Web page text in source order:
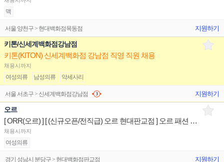
맥
서울 양천구 > 현대백화점목동점 지원하기
키톤/신세계백화점강남점
키톤(KITON) 신세계백화점 강남점 직영 직원 채용
채용시까지
여성의류 남성의류 악세사리
서울 서초구 > 신세계백화점강남점 지원하기
오르
[ ORR(오르) ] [ (신규오픈/전직급) 오르 현대판교점 ] 오르 패션 제품디스플레이 판매전문직원
채용시까지
여성의류
경기 성남시 분당구 > 현대백화점판교점 지원하기